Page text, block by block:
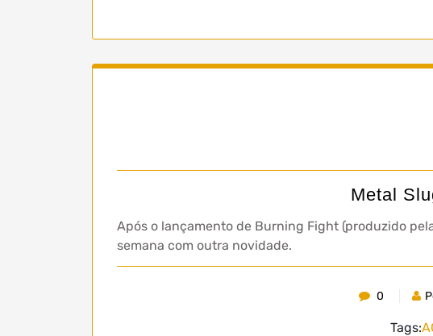
Metal
Após o lançamento de Burning Fight (produzido
semana com outra novidade.
0
Tags: